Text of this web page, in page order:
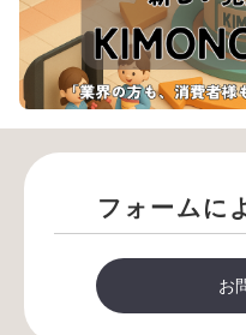
フォームに
お